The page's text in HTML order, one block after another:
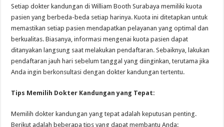
Setiap dokter kandungan di William Booth Surabaya memiliki kuota
pasien yang berbeda-beda setiap harinya. Kuota ini ditetapkan untuk
memastikan setiap pasien mendapatkan pelayanan yang optimal dan
berkualitas. Biasanya, informasi mengenai kuota pasien dapat
ditanyakan langsung saat melakukan pendaftaran. Sebaiknya, lakukan
pendaftaran jauh hari sebelum tanggal yang diinginkan, terutama jika
Anda ingin berkonsultasi dengan dokter kandungan tertentu.
Tips Memilih Dokter Kandungan yang Tepat:
Memilih dokter kandungan yang tepat adalah keputusan penting.
Berikut adalah beberapa tips yang dapat membantu Anda: